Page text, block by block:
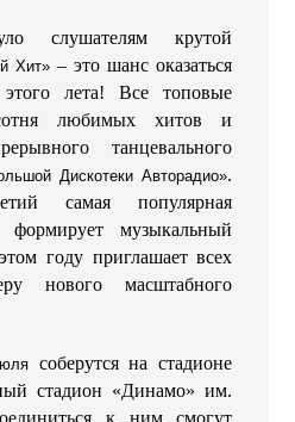
слушателям крутой
Хит» – это шанс оказаться
лета! Все топовые
любимых хитов и
танцевального
Дискотеки Авторадио».
самая популярная
формирует музыкальный
году приглашает всех
нового масштабного
соберутся на стадионе
стадион «Динамо» им.
к ним смогут